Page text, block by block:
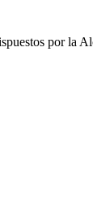
por la